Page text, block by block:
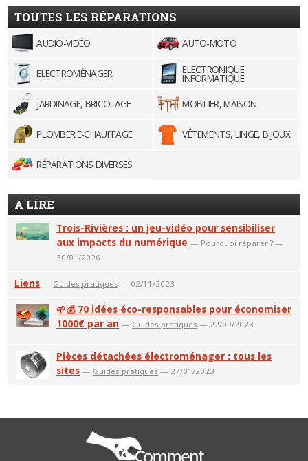
TOUTES LES RÉPARATIONS
AUDIO-VIDÉO AUTO-MOTO
ELECTROMÉNAGER ELECTRONIQUE,
INFORMATIQUE
JARDINAGE, BRICOLAGE
MOBILIER, MAISON
PLOMBERIE-CHAUFFAGE VÊTEMENTS, LINGE, BIJOUX
RÉPARATIONS DIVERSES
A LIRE
Trois-Rivières : un jeu-vidéo pour sensibiliser
aux impacts du numérique — Pourquoi réparer ? —
30/01/2026
Liens — Guides pratiques — 02/11/2023
🌱💰 70 idées éco-responsables pour économiser
1000€ par an — Guides pratiques — 22/09/2023
Pièces détachées électroménager : tous les
sites — Guides pratiques — 27/01/2023